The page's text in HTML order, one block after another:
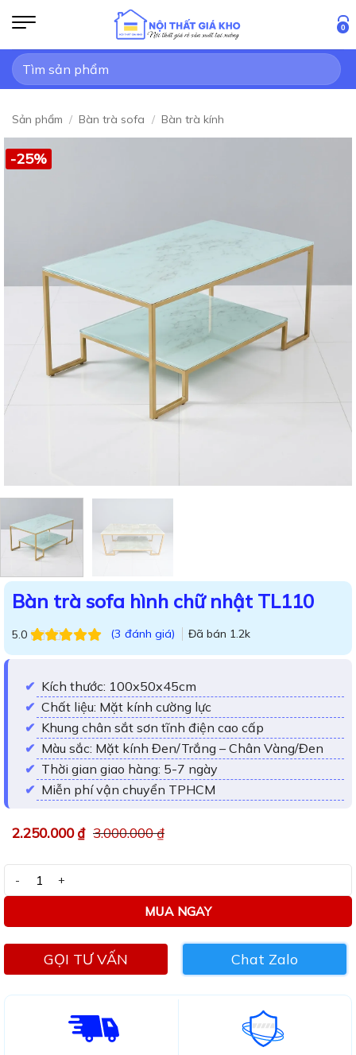
qua
nội
dung
0
Tìm
kiếm:
Sản phẩm / Bàn trà sofa / Bàn trà kính
-25%
Bàn trà sofa hình chữ nhật TL110
5.0
5.0trên 5
3
(3 đánh giá) Đã bán 1.2k
Kích thước: 100x50x45cm
Chất liệu: Mặt kính cường lực
Khung chân sắt sơn tĩnh điện cao cấp
Màu sắc: Mặt kính Đen/Trắng – Chân Vàng/Đen
Thời gian giao hàng: 5-7 ngày
Miễn phí vận chuyển TPHCM
2.250.000₫ 3.000.000₫
Bàn trà sofa hình chữ nhật TL110 số lượng
MUA NGAY
GỌI TƯ VẤN Chat Zalo